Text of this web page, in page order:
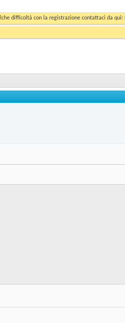
difficoltà con la registrazione contattaci da qui: